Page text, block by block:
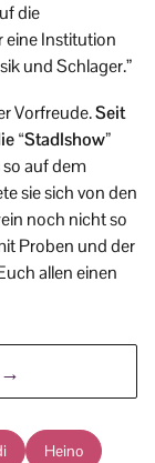
die
eine Institution
und Schlager.”
Vorfreude.Seit
“Stadlshow”
auf dem
sie sich von den
noch nicht so
Proben und der
allen einen
→
Heino